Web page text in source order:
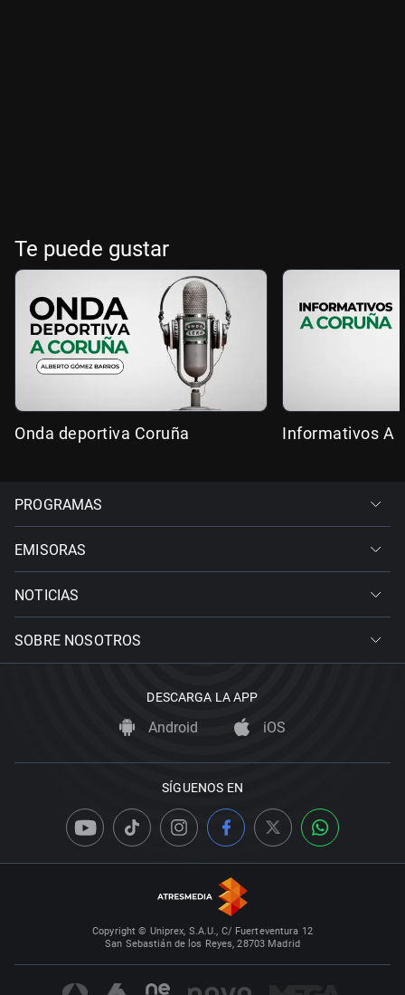
Te puede gustar
Onda deportiva Coruña Informativos A
PROGRAMAS
EMISORAS
NOTICIAS
SOBRE NOSOTROS
DESCARGA LA APP
Android iOS
SÍGUENOS EN
Copyright © Uniprex, S.A.U., C/ Fuerteventura 12
San Sebastián de los Reyes, 28703 Madrid